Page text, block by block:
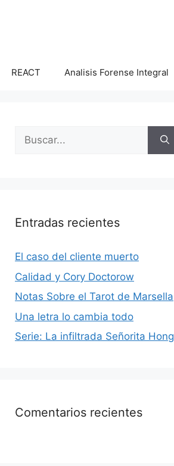
REACT Analisis Forense Integral
Buscar:
Entradas recientes
El caso del cliente muerto
Calidad y Cory Doctorow
Notas Sobre el Tarot de Marsella
Una letra lo cambia todo
Serie: La infiltrada Señorita Hong
Comentarios recientes